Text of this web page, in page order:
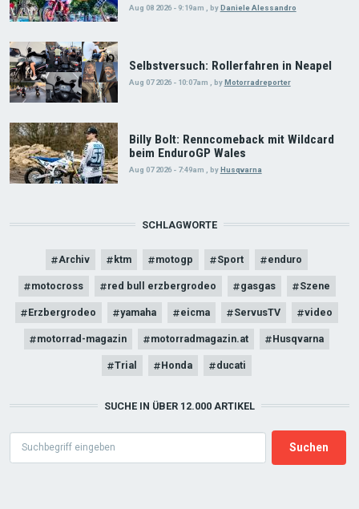
Aug 08 2026 - 9:19am , byDaniele Alessandro
Selbstversuch: Rollerfahren in Neapel
Aug 07 2026 - 10:07am byMotorradreporter
Billy Bolt: Renncomeback mit Wildcard
beim EnduroGP Wales
Aug 07 2026 - 7:49am byHusqvarna
SCHLAGWORTE
Archiv ktm motogp Sport enduro
motocross red bull erzbergrodeo gasgas Szene
Erzbergrodeo yamaha eicma ServusTV video
motorrad-magazin motorradmagazin.at Husqvarna
Trial Honda ducati
SUCHE IN ÜBER 12.000 ARTIKEL